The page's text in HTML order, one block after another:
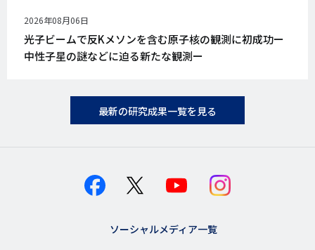
公
開
日
2026年08月06日
光子ビームで反Kメソンを含む原子核の観測に初成功ー
中性子星の謎などに迫る新たな観測ー
最新の研究成果一覧を見る
ソーシャルメディア一覧